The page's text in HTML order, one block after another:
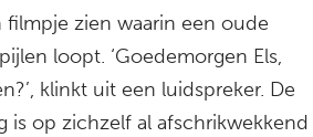
zien waarin een oude
loopt. ‘Goedemorgen Els,
klinkt uit een luidspreker. De
is op zichzelf al afschrikwekkend